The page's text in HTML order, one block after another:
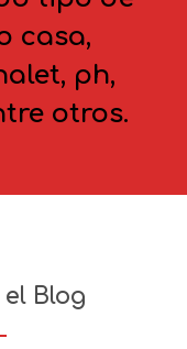
casa,
ph,
otros.
Blog